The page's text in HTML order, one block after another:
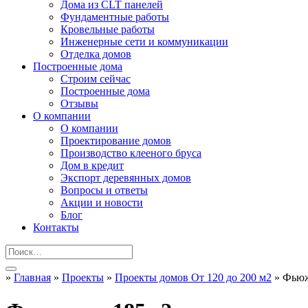
Дома из CLT панелей
Фундаментные работы
Кровельные работы
Инженерные сети и коммуникации
Отделка домов
Построенные дома
Строим сейчас
Построенные дома
Отзывы
О компании
О компании
Проектирование домов
Производство клееного бруса
Дом в кредит
Экспорт деревянных домов
Вопросы и ответы
Акции и новости
Блог
Контакты
» Главная » Проекты » Проекты домов От 120 до 200 м2 »